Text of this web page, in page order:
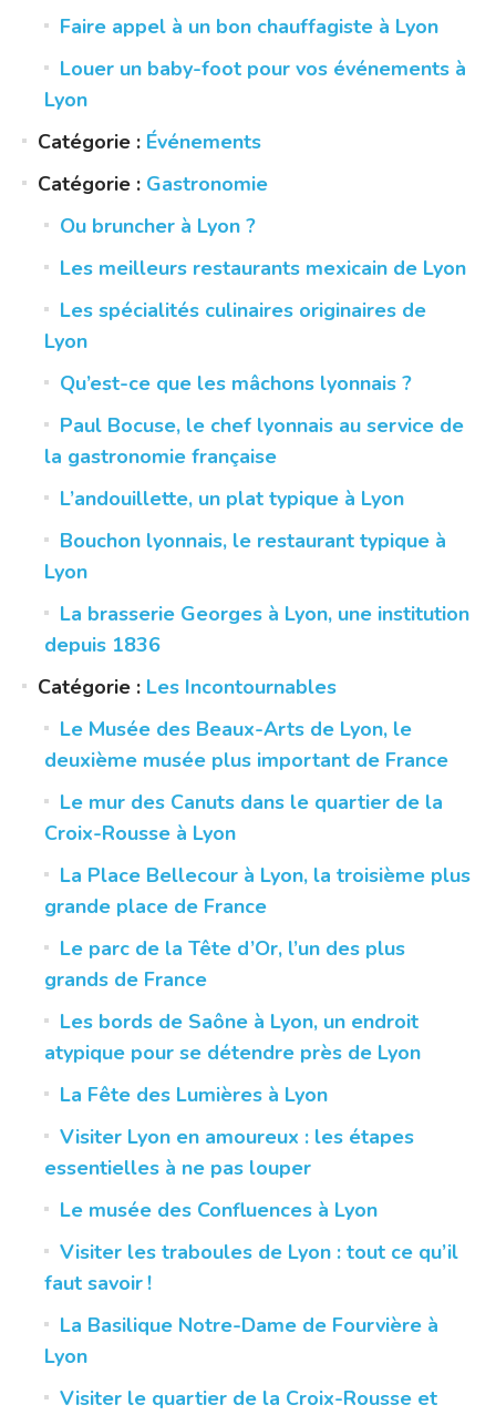
Faire appel à un bon chauffagiste à Lyon
Louer un baby-foot pour vos événements à
Lyon
Catégorie : Événements
Catégorie : Gastronomie
Ou bruncher à Lyon ?
Les meilleurs restaurants mexicain de Lyon
Les spécialités culinaires originaires de
Lyon
Qu’est-ce que les mâchons lyonnais ?
Paul Bocuse, le chef lyonnais au service de
la gastronomie française
L’andouillette, un plat typique à Lyon
Bouchon lyonnais, le restaurant typique à
Lyon
La brasserie Georges à Lyon, une institution
depuis 1836
Catégorie : Les Incontournables
Le Musée des Beaux-Arts de Lyon, le
deuxième musée plus important de France
Le mur des Canuts dans le quartier de la
Croix-Rousse à Lyon
La Place Bellecour à Lyon, la troisième plus
grande place de France
Le parc de la Tête d’Or, l’un des plus
grands de France
Les bords de Saône à Lyon, un endroit
atypique pour se détendre près de Lyon
La Fête des Lumières à Lyon
Visiter Lyon en amoureux : les étapes
essentielles à ne pas louper
Le musée des Confluences à Lyon
Visiter les traboules de Lyon : tout ce qu’il
faut savoir !
La Basilique Notre-Dame de Fourvière à
Lyon
Visiter le quartier de la Croix-Rousse et